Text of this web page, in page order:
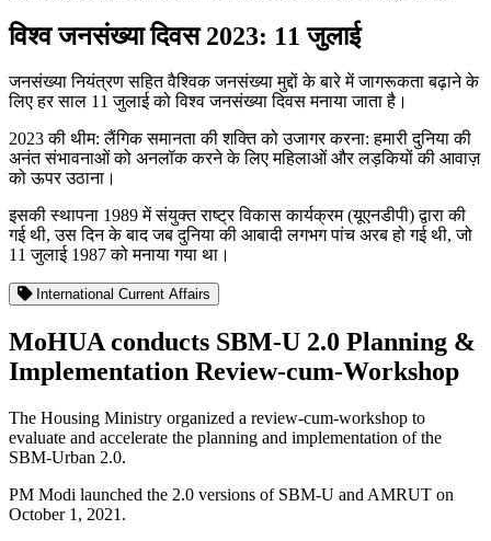
विश्व जनसंख्या दिवस 2023: 11 जुलाई
जनसंख्या नियंत्रण सहित वैश्विक जनसंख्या मुद्दों के बारे में जागरूकता बढ़ाने के
लिए हर साल 11 जुलाई को विश्व जनसंख्या दिवस मनाया जाता है।
2023 की थीम: लैंगिक समानता की शक्ति को उजागर करना: हमारी दुनिया की
अनंत संभावनाओं को अनलॉक करने के लिए महिलाओं और लड़कियों की आवाज़
को ऊपर उठाना।
इसकी स्थापना 1989 में संयुक्त राष्ट्र विकास कार्यक्रम (यूएनडीपी) द्वारा की
गई थी, उस दिन के बाद जब दुनिया की आबादी लगभग पांच अरब हो गई थी, जो
11 जुलाई 1987 को मनाया गया था।
International Current Affairs
MoHUA conducts SBM-U 2.0 Planning &
Implementation Review-cum-Workshop
The Housing Ministry organized a review-cum-workshop to
evaluate and accelerate the planning and implementation of the
SBM-Urban 2.0.
PM Modi launched the 2.0 versions of SBM-U and AMRUT on
October 1, 2021.